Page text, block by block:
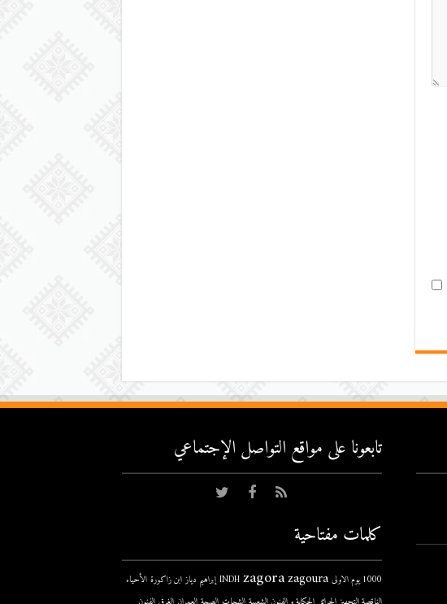
تابعونا على مواقع التواصل اﻹجتماعي
كلمات مفتاحية
1000 يوم الاولى INDH zagorazagoura إبراهيم دياز ابن زاكورة الأحياء